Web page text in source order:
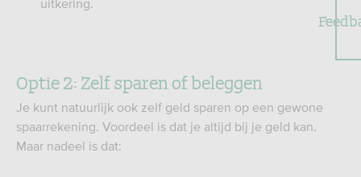
uitkering.
Optie 2: Zelf sparen of beleggen
Je kunt natuurlijk ook zelf geld sparen op een gewone
spaarrekening. Voordeel is dat je altijd bij je geld kan.
Maar nadeel is dat: